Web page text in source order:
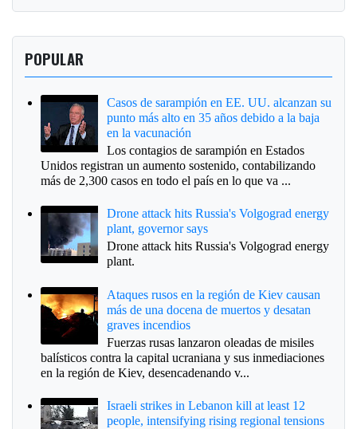
POPULAR
Casos de sarampión en EE. UU. alcanzan su
punto más alto en 35 años debido a la baja
en la vacunación
Los contagios de sarampión en Estados
Unidos registran un aumento sostenido, contabilizando
más de 2,300 casos en todo el país en lo que va ...
Drone attack hits Russia's Volgograd energy
plant, governor says
Drone attack hits Russia's Volgograd energy
plant.
Ataques rusos en la región de Kiev causan
más de una docena de muertos y desatan
graves incendios
Fuerzas rusas lanzaron oleadas de misiles
balísticos contra la capital ucraniana y sus inmediaciones
en la región de Kiev, desencadenando v...
Israeli strikes in Lebanon kill at least 12
people, intensifying rising regional tensions